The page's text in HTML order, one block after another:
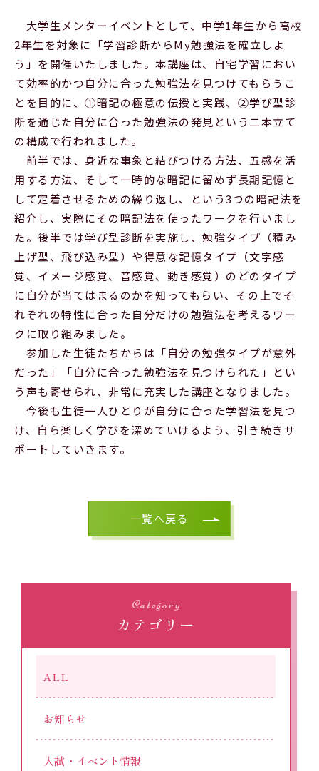
大学生メンターイベントとして、中学1年生から高校
2年生を対象に「学習診断からMy勉強法を確立しよ
う」を開催いたしました。本講座は、自宅学習におい
て効率的かつ自分に合った勉強法を見つけてもらうこ
とを目的に、①暗記の極意の伝授と実践、②学び型診
断を通じた自分に合った勉強法の発見という二本立て
の構成で行われました。
前半では、身近な事象と結びつける方法、五感を活
用する方法、そして一時的な暗記に留めず長期記憶と
して定着させるための繰り返し、という3つの暗記法を
紹介し、実際にその暗記法を使ったワークを行いまし
た。後半では学び型診断を実施し、勉強タイプ（積み
上げ型、飛び込み型）や得意な記憶タイプ（文字感
覚、イメージ感覚、音感覚、動き感覚）のどのタイプ
に自分が当てはまるのかを知ってもらい、その上でそ
れぞれの特性に合った自分だけの勉強法を考えるワー
クに取り組みました。
参加した生徒たちからは「自分の勉強タイプが意外
だった」「自分に合った勉強法を見つけられた」とい
う声も寄せられ、非常に充実した講座となりました。
今後も生徒一人ひとりが自分に合った学習法を見つ
け、自ら楽しく学びを深めていけるよう、引き続きサ
ポートしていきます。
一覧へ戻る
Category
カテゴリー
ALL
お知らせ
入試・イベント情報